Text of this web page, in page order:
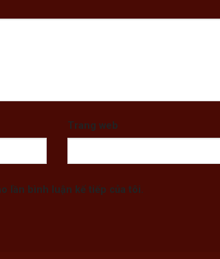
Trang web
lần bình luận kế tiếp của tôi.